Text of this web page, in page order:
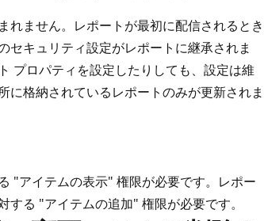
れません。レポートが最初に配信されるとき
セキュリティ設定がレポートに継承されま
プロパティを設定したりしても、設定は維
格納されているレポートのみが更新されま
"アイテムの表示" 権限が必要です。レポー
る "アイテムの追加" 権限が必要です。